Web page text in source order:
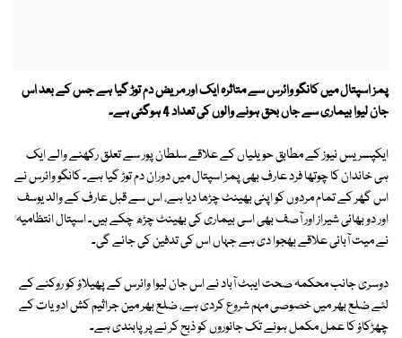
پمز اسپتال میں کانگو وائرس سے متاثرہ ایک اور مریض دم توڑ گیا ہے جس کے بعد اس
جان لیوا بیماری سے جاں بحق ہونے والوں کی تعداد 4 ہوگئی ہے۔
ایکپسریس نیوز کے مطابق حویلیاں کے علاقے سلطان پور سے تعلق رکھنے والے ایک
ہی خاندان کا چوتھا فرد عارف بھی پمز اسپتال میں دوران دم توڑ گیا ہے۔ کانگو وائرس نے
اس گھر کے تمام مردوں کو اپنی بھینٹ چڑھا دیا ہے، اس سے قبل عارف کے والد یوسف
اور دو بھائی شیراز اور آصف بھی اسی بیماری کی بھینٹ چڑھ چکے ہیں۔ اسپتال انتظامیہ
نے میت آبائی علاقے بھجوا دی ہے جہاں اس کی تدفین کی جائے گی۔
دوسری جانب محکمہ صحت ایبٹ آباد نے اس جان لیوا وائرس کے پھیلاؤ کو روکنے کے
لئے ضلع بھر میں خصوصی مہم شروع کردی ہے، ضلع بھر مین جراثیم کش ادویات کے
چھڑکاؤ کا عمل مکمل ہونے تک جانوروں کو ذبح کر نے پر پابندی ہے۔